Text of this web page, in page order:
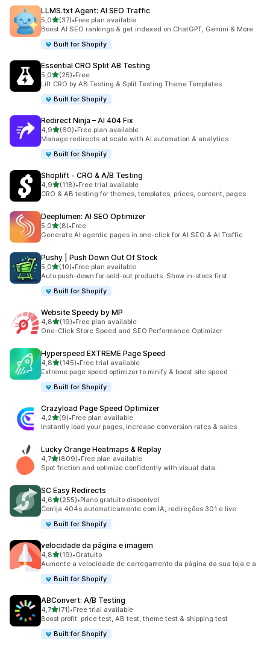
LLMS.txt Agent: AI SEO Traffic
5,0de 5 estrelas
(37)
37 total de avaliações
•Free plan available
Boost AI SEO rankings & get indexed on ChatGPT, Gemini & More
Built for Shopify
Essential CRO Split AB Testing
5,0de 5 estrelas
(25)
25 total de avaliações
•Free
Lift CRO by AB Testing & Split Testing Theme Templates.
Built for Shopify
Redirect Ninja – AI 404 Fix
4,9de 5 estrelas
(60)
60 total de avaliações
•Free plan available
Manage redirects at scale with AI automation & analytics
Built for Shopify
Shoplift ‑ CRO & A/B Testing
4,9de 5 estrelas
(118)
118 total de avaliações
•Free trial available
CRO & AB testing for themes, templates, prices, content, pages
Deeplumen: AI SEO Optimizer
5,0de 5 estrelas
(8)
8 total de avaliações
•Free
Generate AI agentic pages in one-click for AI SEO & AI Traffic
Pushy | Push Down Out Of Stock
5,0de 5 estrelas
(10)
10 total de avaliações
•Free plan available
Auto push-down for sold-out products. Show in-stock first.
Built for Shopify
Website Speedy by MP
4,8de 5 estrelas
(19)
19 total de avaliações
•Free plan available
One-Click Store Speed and SEO Performance Optimizer
Hyperspeed EXTREME Page Speed
4,8de 5 estrelas
(145)
145 total de avaliações
•Free trial available
Extreme page speed optimizer to minify & boost site speed
Built for Shopify
Crazyload Page Speed Optimizer
4,2de 5 estrelas
(9)
9 total de avaliações
•Free plan available
Instantly load your pages, increase conversion rates & sales
Lucky Orange Heatmaps & Replay
4,7de 5 estrelas
(809)
809 total de avaliações
•Free plan available
Spot friction and optimize confidently with visual data.
SC Easy Redirects
4,6de 5 estrelas
(255)
255 total de avaliações
•Plano gratuito disponível
Corrija 404s automaticamente com IA, redireções 301 e live.
Built for Shopify
velocidade da página e imagem
4,8de 5 estrelas
(19)
19 total de avaliações
•Gratuito
Aumente a velocidade de carregamento da página da sua loja e a
Built for Shopify
ABConvert: A/B Testing
4,7de 5 estrelas
(71)
71 total de avaliações
•Free trial available
Boost profit: price test, AB test, theme test & shipping test
Built for Shopify